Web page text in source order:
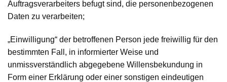
Auftragsverarbeiters befugt sind, die personenbezogenen
Daten zu verarbeiten;
„Einwilligung“ der betroffenen Person jede freiwillig für den
bestimmten Fall, in informierter Weise und
unmissverständlich abgegebene Willensbekundung in
Form einer Erklärung oder einer sonstigen eindeutigen